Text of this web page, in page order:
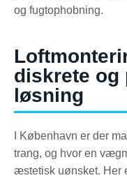
og fugtophobning.
diskrete og
løsning
I København er der
trang, og hvor en
æstetisk uønsket. Her